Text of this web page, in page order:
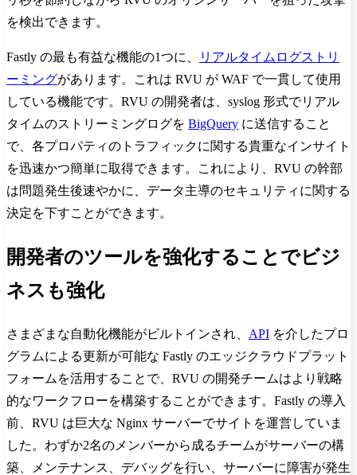
を検出できます。
Fastly の最も有益な機能の1つに、
リアルタイムログストリ
ーミングがあります。これは RVU が WAF で一貫して使用
している機能です。RVU の開発者は、syslog 形式でリアル
タイムのストリーミングログを BigQuery に送信すること
で、各プロパティのトラフィックに関する貴重なインサイト
を迅速かつ簡単に取得できます。これにより、RVU の幹部
は問題発生後速やかに、データ主導のセキュリティに関する
決定を下すことができます。
開発者のツールを強化することでビジ
ネスも強化
さまざまな自動化機能がビルトインされ、 API を介したプロ
グラムによる更新が可能な Fastly のエッジクラウドプラット
フォームを活用することで、RVU の開発チームはより戦略
的なワークフローを構築することができます。Fastly の導入
前、RVU は巨大な Nginx サーバーでサイトを運営していま
した。わずか2名のメンバーから成るチームがサーバーの構
築、メンテナンス、デバッグを行い、サーバーに障害が発生